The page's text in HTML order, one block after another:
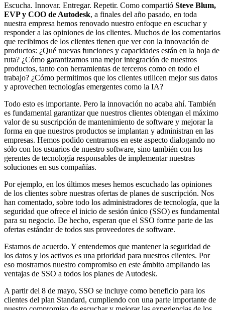
Escucha. Innovar. Entregar. Repetir. Como compartió Steve Blum,
EVP y COO de Autodesk, a finales del año pasado, en toda
nuestra empresa hemos renovado nuestro enfoque en escuchar y
responder a las opiniones de los clientes. Muchos de los comentarios
que recibimos de los clientes tienen que ver con la innovación de
productos: ¿Qué nuevas funciones y capacidades están en la hoja de
ruta? ¿Cómo garantizamos una mejor integración de nuestros
productos, tanto con herramientas de terceros como en todo el
trabajo? ¿Cómo permitimos que los clientes utilicen mejor sus datos
y aprovechen tecnologías emergentes como la IA?
Todo esto es importante. Pero la innovación no acaba ahí. También
es fundamental garantizar que nuestros clientes obtengan el máximo
valor de su suscripción de mantenimiento de software y mejorar la
forma en que nuestros productos se implantan y administran en las
empresas. Hemos podido centrarnos en este aspecto dialogando no
sólo con los usuarios de nuestro software, sino también con los
gerentes de tecnología responsables de implementar nuestras
soluciones en sus compañías.
Por ejemplo, en los últimos meses hemos escuchado las opiniones
de los clientes sobre nuestras ofertas de planes de suscripción. Nos
han comentado, sobre todo los administradores de tecnología, que la
seguridad que ofrece el inicio de sesión único (SSO) es fundamental
para su negocio. De hecho, esperan que el SSO forme parte de las
ofertas estándar de todos sus proveedores de software.
Estamos de acuerdo. Y entendemos que mantener la seguridad de
los datos y los activos es una prioridad para nuestros clientes. Por
eso mostramos nuestro compromiso en este ámbito ampliando las
ventajas de SSO a todos los planes de Autodesk.
A partir del 8 de mayo, SSO se incluye como beneficio para los
clientes del plan Standard, cumpliendo con una parte importante de